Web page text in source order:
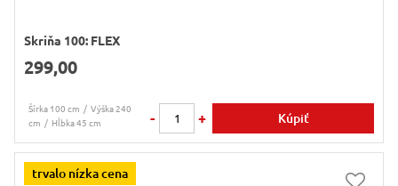
Skriňa 100: FLEX
299,00
Šírka 100 cm
Výška 240
cm
Hĺbka 45 cm - + Kúpiť
trvalo nízka cena